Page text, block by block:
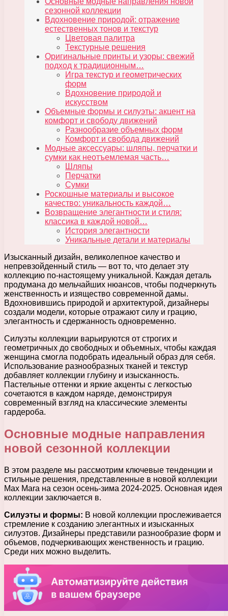
сезонной коллекции
Вдохновение природой: отражение
естественных тонов и текстур
Цветовая палитра
Текстурные решения
Оригинальные принты и узоры: свежий
подход к традиционным…
Игра текстур и геометрических
форм
Вдохновение природой и
искусством
Объемные формы и силуэты: акцент на
комфорт и свободу движений
Разнообразие объемных форм
Комфорт и свобода движений
Модные аксессуары: шляпы, перчатки и
сумки как неотъемлемая часть…
Шляпы
Перчатки
Сумки
Роскошные материалы и высокое
качество: уникальность каждой…
Возвращение элегантности и стиля:
классика в каждой новой…
История элегантности
Уникальные детали и материалы
Изысканный дизайн, великолепное качество и
непревзойденный стиль — вот то, что делает эту
коллекцию по-настоящему уникальной. Каждая деталь
продумана до мельчайших нюансов, чтобы подчеркнуть
женственность и изящество современной дамы.
Вдохновившись природой и архитектурой, дизайнеры
создали модели, которые отражают силу и грацию,
элегантность и сдержанность одновременно.
Силуэты коллекции варьируются от строгих и
геометричных до свободных и объемных, чтобы каждая
женщина смогла подобрать идеальный образ для себя.
Использование разнообразных тканей и текстур
добавляет коллекции глубину и изысканность.
Пастельные оттенки и яркие акценты с легкостью
сочетаются в каждом наряде, демонстрируя
современный взгляд на классические элементы
гардероба.
Основные модные направления
новой сезонной коллекции
В этом разделе мы рассмотрим ключевые тенденции и
стильные решения, представленные в новой коллекции
Max Mara на сезон осень-зима 2024-2025. Основная идея
коллекции заключается в.
Силуэты и формы: В новой коллекции прослеживается
стремление к созданию элегантных и изысканных
силуэтов. Дизайнеры представили разнообразие форм и
объемов, подчеркивающих женственность и грацию.
Среди них можно выделить.